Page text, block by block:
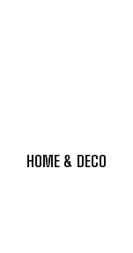
HOME & DECO